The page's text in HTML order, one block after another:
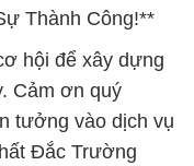
Thành Công!**
hội để xây dựng
Cảm ơn quý
tưởng vào dịch vụ
Đắc Trường